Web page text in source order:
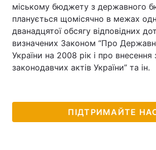
міському бюджету з державного
планується щомісячно в межах
дванадцятої обсягу відповідних
визначених Законом “Про
України на 2008 рік і про внесення
законодавчих актів України” та ін.
ПІДТРИМАЙТЕ